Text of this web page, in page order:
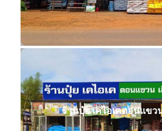
ร้านปุ๋ย เคไอเคดอนแขว